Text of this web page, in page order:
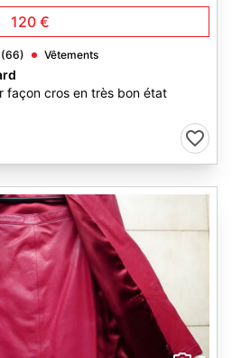
120 €
(66) Vêtements
façon cros en très bon état